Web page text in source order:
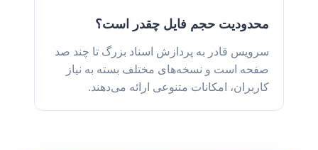
محدودیت حجم فایل چقدر است؟
سرویس قادر به پردازش اسناد بزرگ تا چند صد
صفحه است و نسخه‌های مختلف بسته به نیاز
کاربران، امکانات متنوعی ارائه می‌دهند.